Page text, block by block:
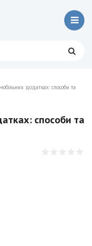
додатках: способи та
способи та